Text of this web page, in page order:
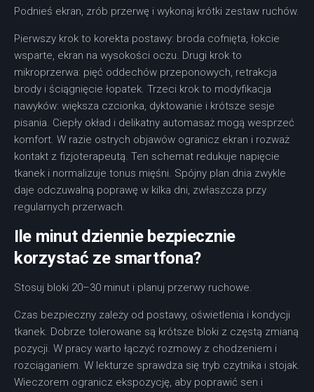
Podnieś ekran, zrób przerwę i wykonaj krótki zestaw ruchów.
Pierwszy krok to korekta postawy: broda cofnięta, łokcie
wsparte, ekran na wysokości oczu. Drugi krok to
mikroprzerwa: pięć oddechów przeponowych, retrakcja
brody i ściągnięcie łopatek. Trzeci krok to modyfikacja
nawyków: większa czcionka, dyktowanie i krótsze sesje
pisania. Ciepły okład i delikatny automasaż mogą wesprzeć
komfort. W razie ostrych objawów ogranicz ekran i rozważ
kontakt z fizjoterapeutą. Ten schemat redukuje napięcie
tkanek i normalizuje tonus mięśni. Spójny plan dnia zwykle
daje odczuwalną poprawę w kilka dni, zwłaszcza przy
regularnych przerwach.
Ile minut dziennie bezpiecznie
korzystać ze smartfona?
Stosuj bloki 20–30 minut i planuj przerwy ruchowe.
Czas bezpieczny zależy od postawy, oświetlenia i kondycji
tkanek. Dobrze tolerowane są krótsze bloki z częstą zmianą
pozycji. W pracy warto łączyć rozmowy z chodzeniem i
rozciąganiem. W lekturze sprawdza się tryb czytnika i stojak.
Wieczorem ogranicz ekspozycję, aby poprawić sen i